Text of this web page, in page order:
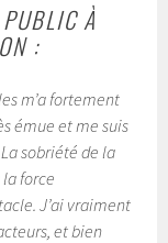
À
:
m’a fortement
émue et me suis
sobriété de la
force
J’ai vraiment
et bien